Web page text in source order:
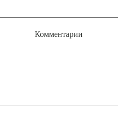
Комментарии